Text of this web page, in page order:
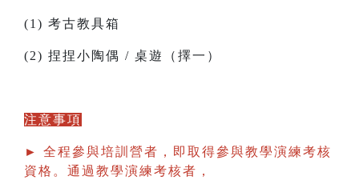
(1) 考古教具箱
(2) 捏捏小陶偶 / 桌遊（擇一）
注意事項
► 全程參與培訓營者，即取得參與教學演練考核
資格。通過教學演練考核者，